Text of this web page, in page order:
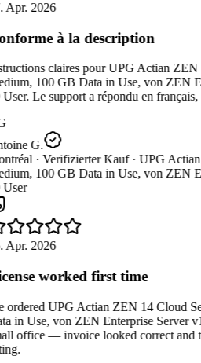
Apr. 2026
à la description
claires pour UPG Actian ZEN
100 GB Data in Use, von ZEN
Le support a répondu en français,
G.
· Verifizierter Kauf · UPG
100 GB Data in Use, von ZEN
Apr. 2026
worked first time
ordered UPG Actian ZEN 14 Cloud
in Use, von ZEN Enterprise Server
office — invoice looked correct and